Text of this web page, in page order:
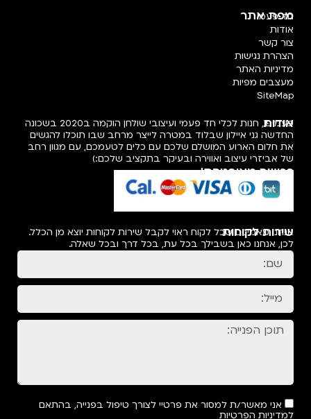
מפת אתר
חד פעמי
אודות
צור קשר
הצהרת נגישות
מדיניות האתר
מעצבים מפיות
SiteMap
אודות
פעמיפו, חנות לכלי חד פעמי ועיצובי שולחן הוקמה ב2020 בשכונה
החדשה גני איילון שבלוד במטרה לייצר מרחב שבו תוכלו להגשים
את חלום הארוע המושלם שלכם עם כלים לטעמכם, עם מגוון רחב
של אביזרי עיצוב ואווירה ובעיקר בתקציב שלכם:)
רכישה מאובטחת!
שירות לקוחות
אנחנו מאמינים שכל לקוח ראוי לקבל שירות לקוחות יוצא מן הכלל.
לכן, אנחנו כאן בשבילך בכל עת, בכל דרך ובכל שאלה.
אני מאשר/ת למסור את פרטיי לצורך טיפול בפנייה, בהתאם
למדיניות הפרטיות